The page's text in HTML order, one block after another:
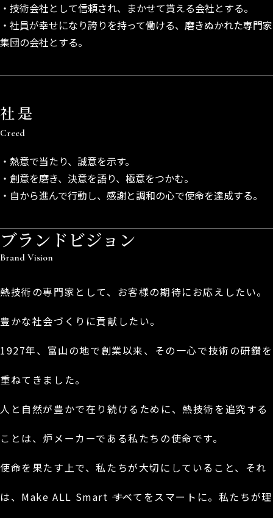
技術会社として信頼され、まかせて貰える会社とする。
社員が幸せになり誇りを持って働ける、磨きぬかれた専門家
集団の会社とする。
社是
Creed
熱意で当たり、誠意を示す。
創意を磨き、決意を語り、極意をつかむ。
自から進んで行動し、感謝と調和の心で使命を達成する。
ブランドビジョン
Brand Vision
熱技術の専門家として、 お客様の期待にお応えしたい。
豊かな社会づくりに貢献したい。
1927年、富山の地で創業以来、 その一心で技術の研鑽を
重ねてきました。
人と自然が豊かで在り続けるために、熱技術を追究する
ことは、 炉メーカーである私たちの使命です。
使命を果たす上で、私たちが大切にしていること、 それ
は、Make ALL Smart ――すべてをスマートに。 私たちが理